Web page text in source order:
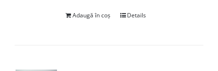
Adaugă în coș Details